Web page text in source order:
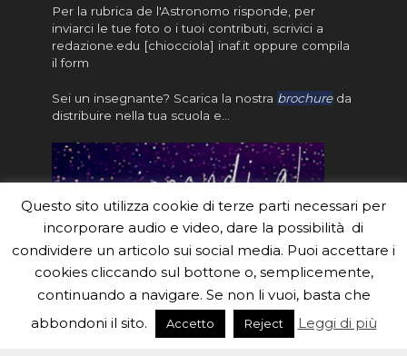
Per la rubrica de l'Astronomo risponde, per
inviarci le tue foto o i tuoi contributi, scrivici a
redazione.edu [chiocciola] inaf.it oppure compila
il form
Sei un insegnante? Scarica la nostra brochureda
distribuire nella tua scuola e…
#eduinaf #inaf #astronomyforabetterworld.
Theme created byMeks. Powered byWordPress
Questo sito utilizza cookie di terze parti necessari per
incorporare audio e video, dare la possibilità di
condividere un articolo sui social media. Puoi accettare i
cookies cliccando sul bottone o, semplicemente,
continuando a navigare. Se non li vuoi, basta che
abbondoni il sito.
Accetto Reject Leggi di più